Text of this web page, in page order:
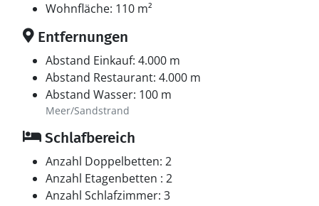
Wohnfläche: 110 m²
Entfernungen
Abstand Einkauf: 4.000 m
Abstand Restaurant: 4.000 m
Abstand Wasser: 100 m
Meer/Sandstrand
Schlafbereich
Anzahl Doppelbetten: 2
Anzahl Etagenbetten : 2
Anzahl Schlafzimmer: 3